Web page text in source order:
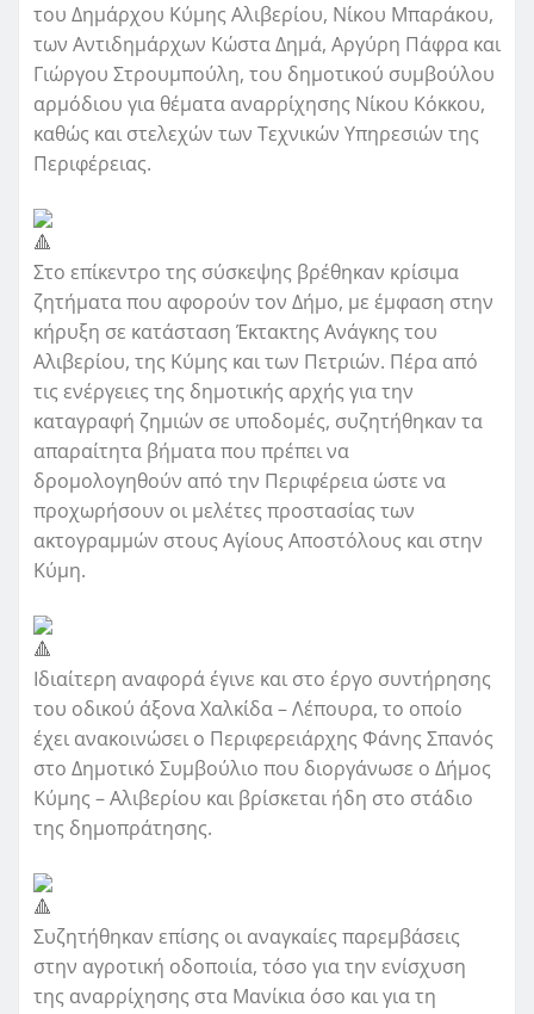
του Δημάρχου Κύμης Αλιβερίου, Νίκου Μπαράκου,
των Αντιδημάρχων Κώστα Δημά, Αργύρη Πάφρα και
Γιώργου Στρουμπούλη, του δημοτικού συμβούλου
αρμόδιου για θέματα αναρρίχησης Νίκου Κόκκου,
καθώς και στελεχών των Τεχνικών Υπηρεσιών της
Περιφέρειας.
Στο επίκεντρο της σύσκεψης βρέθηκαν κρίσιμα
ζητήματα που αφορούν τον Δήμο, με έμφαση στην
κήρυξη σε κατάσταση Έκτακτης Ανάγκης του
Αλιβερίου, της Κύμης και των Πετριών. Πέρα από
τις ενέργειες της δημοτικής αρχής για την
καταγραφή ζημιών σε υποδομές, συζητήθηκαν τα
απαραίτητα βήματα που πρέπει να
δρομολογηθούν από την Περιφέρεια ώστε να
προχωρήσουν οι μελέτες προστασίας των
ακτογραμμών στους Αγίους Αποστόλους και στην
Κύμη.
Ιδιαίτερη αναφορά έγινε και στο έργο συντήρησης
του οδικού άξονα Χαλκίδα – Λέπουρα, το οποίο
έχει ανακοινώσει ο Περιφερειάρχης Φάνης Σπανός
στο Δημοτικό Συμβούλιο που διοργάνωσε ο Δήμος
Κύμης – Αλιβερίου και βρίσκεται ήδη στο στάδιο
της δημοπράτησης.
Συζητήθηκαν επίσης οι αναγκαίες παρεμβάσεις
στην αγροτική οδοποιία, τόσο για την ενίσχυση
της αναρρίχησης στα Μανίκια όσο και για τη